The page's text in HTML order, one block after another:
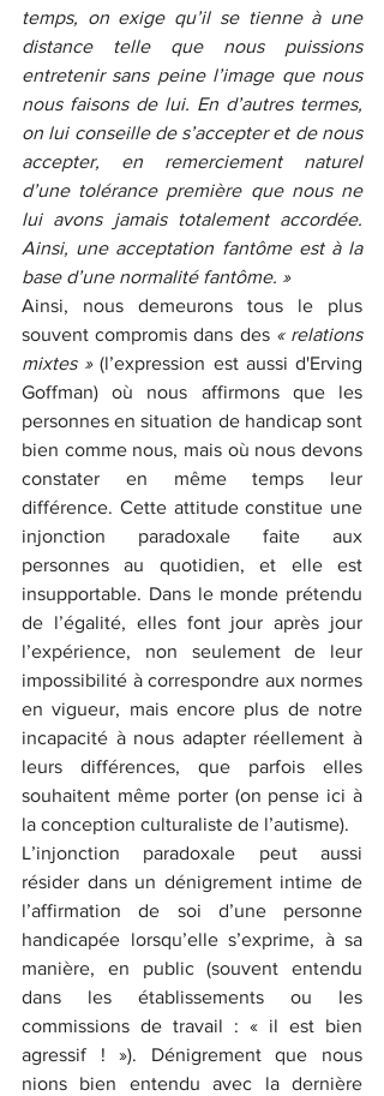
temps, on exige qu’il se tienne à une
distance telle que nous puissions
entretenir sans peine l’image que nous
nous faisons de lui. En d’autres termes,
on lui conseille de s’accepter et de nous
accepter, en remerciement naturel
d’une tolérance première que nous ne
lui avons jamais totalement accordée.
Ainsi, une acceptation fantôme est à la
base d’une normalité fantôme. »
Ainsi, nous demeurons tous le plus
souvent compromis dans des « relations
mixtes » (l’expression est aussi d'Erving
Goffman) où nous affirmons que les
personnes en situation de handicap sont
bien comme nous, mais où nous devons
constater en même temps leur
différence. Cette attitude constitue une
injonction paradoxale faite aux
personnes au quotidien, et elle est
insupportable. Dans le monde prétendu
de l’égalité, elles font jour après jour
l’expérience, non seulement de leur
impossibilité à correspondre aux normes
en vigueur, mais encore plus de notre
incapacité à nous adapter réellement à
leurs différences, que parfois elles
souhaitent même porter (on pense ici à
la conception culturaliste de l’autisme).
L’injonction paradoxale peut aussi
résider dans un dénigrement intime de
l’affirmation de soi d’une personne
handicapée lorsqu’elle s’exprime, à sa
manière, en public (souvent entendu
dans les établissements ou les
commissions de travail : « il est bien
agressif ! »). Dénigrement que nous
nions bien entendu avec la dernière